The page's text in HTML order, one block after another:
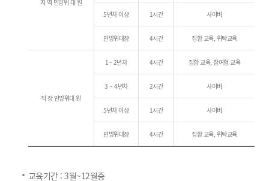
지 역 민방위 대 원
5년차 이상 1시간 사이버
민방위대장 4시간 집합 교육, 위탁교육
직 장 민방위대 원
1~ 2년차 4시간 집합 교육, 참여형 교육
3 ~ 4년차 2시간 사이버
5년차 이상 1시간 사이버
민방위대장 4시간 집합 교육, 위탁교육
교육기간 : 3월~12월중